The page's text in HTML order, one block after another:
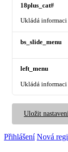
18plus_cat#
Ukládá
bs_slide_menu
left_menu
Ukládá informaci
Uložit
Přihlášení Nová